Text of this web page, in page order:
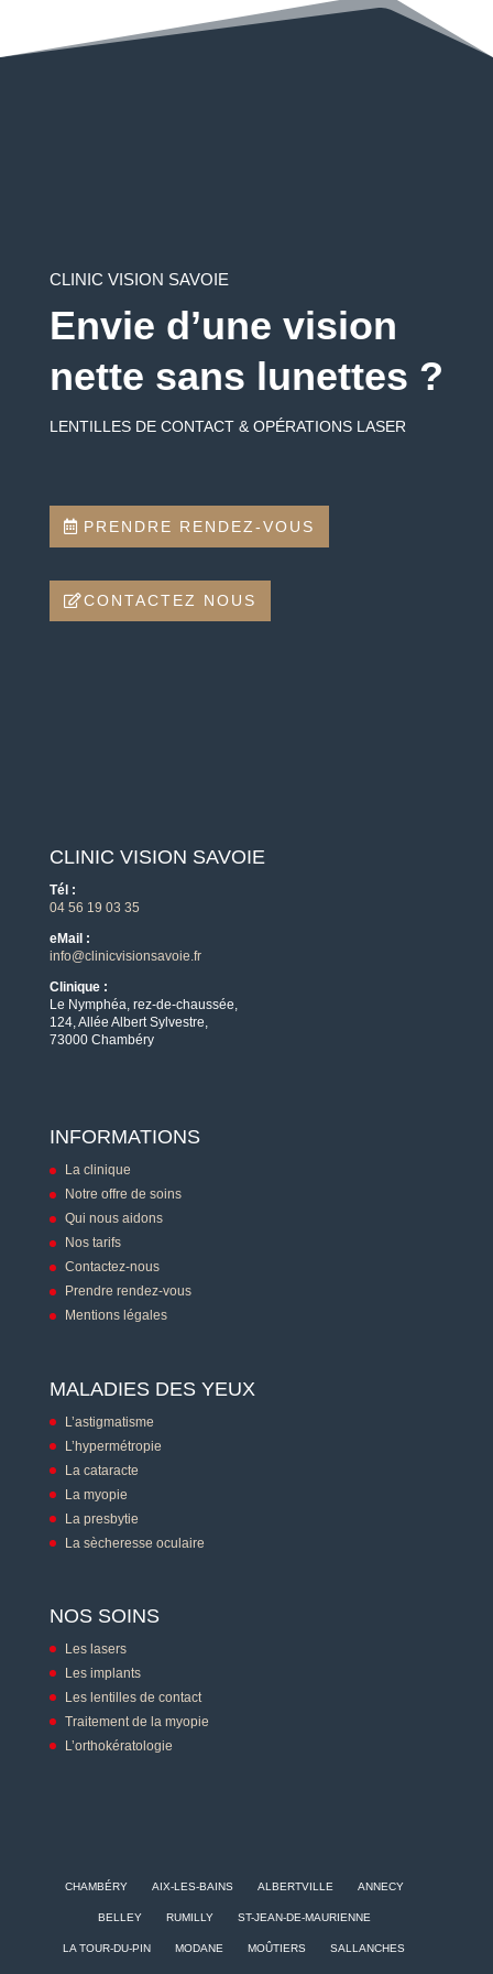
CLINIC VISION SAVOIE
Envie d’une vision
nette sans lunettes ?
LENTILLES DE CONTACT & OPÉRATIONS LASER
PRENDRE RENDEZ-VOUS
CONTACTEZ NOUS
CLINIC VISION SAVOIE
Tél :
04 56 19 03 35
eMail :
info@clinicvisionsavoie.fr
Clinique :
Le Nymphéa, rez-de-chaussée,
124, Allée Albert Sylvestre,
73000 Chambéry
INFORMATIONS
La clinique
Notre offre de soins
Qui nous aidons
Nos tarifs
Contactez-nous
Prendre rendez-vous
Mentions légales
MALADIES DES YEUX
L’astigmatisme
L’hypermétropie
La cataracte
La myopie
La presbytie
La sècheresse oculaire
NOS SOINS
Les lasers
Les implants
Les lentilles de contact
Traitement de la myopie
L’orthokératologie
CHAMBÉRY AIX-LES-BAINS ALBERTVILLE ANNECY
BELLEY RUMILLY ST-JEAN-DE-MAURIENNE
LA TOUR-DU-PIN MODANE MOÛTIERS SALLANCHES